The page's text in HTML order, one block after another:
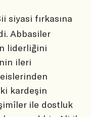
siyasi fırkasına
Abbasiler
liderliğini
ileri
kardeşin
ile dostluk